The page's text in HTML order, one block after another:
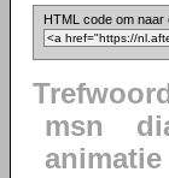
HTML code om naar
msn
animatie